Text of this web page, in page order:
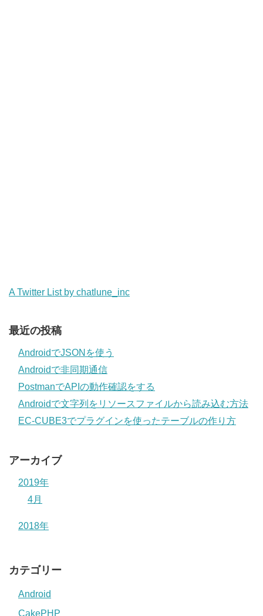
A Twitter List by chatlune_inc
最近の投稿
AndroidでJSONを使う
Androidで非同期通信
PostmanでAPIの動作確認をする
Androidで文字列をリソースファイルから読み込む方法
EC-CUBE3でプラグインを使ったテーブルの作り方
アーカイブ
2019年
4月
2018年
カテゴリー
Android
CakePHP